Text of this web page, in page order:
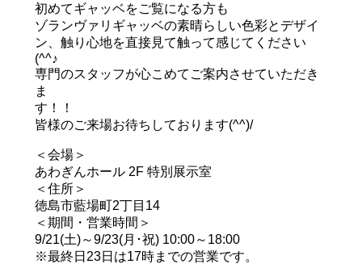
初めてギャッベをご覧になる方も
ゾランヴァリギャッベの素晴らしい色彩とデザイ
ン、触り心地を直接見て触って感じてください
(^^♪
専門のスタッフが心こめてご案内させていただき
ま
す！！
皆様のご来場お待ちしております(^^)/
＜会場＞
あわぎんホール 2F 特別展示室
＜住所＞
徳島市藍場町2丁目14
＜期間・営業時間＞
9/21(土)～9/23(月･祝) 10:00～18:00
※最終日23日は17時までの営業です。